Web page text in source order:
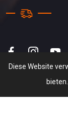
Diese Website
bieten.